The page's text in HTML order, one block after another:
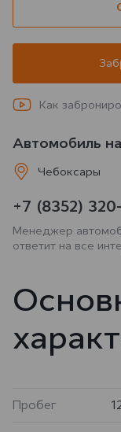
Как
Автомобиль
Чебоксары
+7 (8352)
Менеджер
ответит на все
Пробег